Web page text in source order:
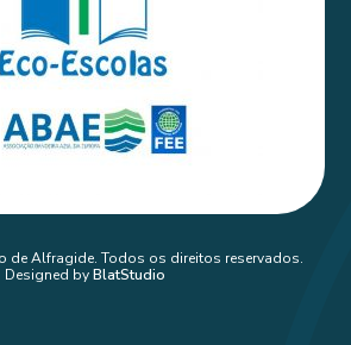
de Alfragide. Todos os direitos reservados.
Designed byBlatStudio